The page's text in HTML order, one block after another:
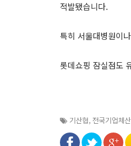
적발됐습니다.
특히 서울대병원이
롯데쇼핑 잠실점도
기산협, 전국기업체